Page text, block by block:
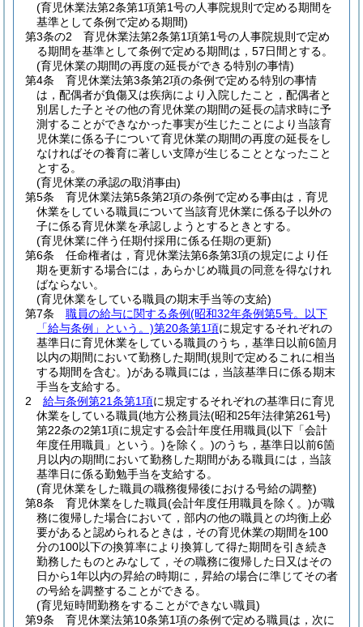
(育児休業法第2条第1項第1号の人事院規則で定める期間を
基準として条例で定める期間)
第3条の2
育児休業法第2条第1項第1号の人事院規則で定め
る期間を基準として条例で定める期間は，57日間とする。
(育児休業の期間の再度の延長ができる特別の事情)
第4条
育児休業法第3条第2項の条例で定める特別の事情
は，配偶者が負傷又は疾病により入院したこと，配偶者と
別居した子とその他の育児休業の期間の延長の請求時に予
測することができなかった事実が生じたことにより当該育
児休業に係る子について育児休業の期間の再度の延長をし
なければその養育に著しい支障が生じることとなったこと
とする。
(育児休業の承認の取消事由)
第5条
育児休業法第5条第2項の条例で定める事由は，育児
休業をしている職員について当該育児休業に係る子以外の
子に係る育児休業を承認しようとするときとする。
(育児休業に伴う任期付採用に係る任期の更新)
第6条
任命権者は，育児休業法第6条第3項の規定により任
期を更新する場合には，あらかじめ職員の同意を得なけれ
ばならない。
(育児休業をしている職員の期末手当等の支給)
第7条
職員の給与に関する条例(昭和32年条例第5号。以下
「給与条例」という。)第20条第1項に規定するそれぞれの
基準日に育児休業をしている職員のうち，基準日以前6箇月
以内の期間において勤務した期間(規則で定めるこれに相当
する期間を含む。)がある職員には，当該基準日に係る期末
手当を支給する。
2
給与条例第21条第1項に規定するそれぞれの基準日に育児
休業をしている職員(地方公務員法(昭和25年法律第261号)
第22条の2第1項に規定する会計年度任用職員(以下「会計
年度任用職員」という。)を除く。)のうち，基準日以前6箇
月以内の期間において勤務した期間がある職員には，当該
基準日に係る勤勉手当を支給する。
(育児休業をした職員の職務復帰後における号給の調整)
第8条
育児休業をした職員(会計年度任用職員を除く。)が職
務に復帰した場合において，部内の他の職員との均衡上必
要があると認められるときは，その育児休業の期間を100
分の100以下の換算率により換算して得た期間を引き続き
勤務したものとみなして，その職務に復帰した日又はその
日から1年以内の昇給の時期に，昇給の場合に準じてその者
の号給を調整することができる。
(育児短時間勤務をすることができない職員)
第9条
育児休業法第10条第1項の条例で定める職員は，次に